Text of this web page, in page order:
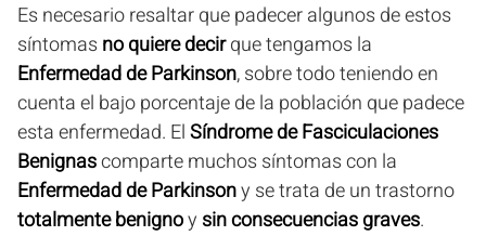
Es necesario resaltar que padecer algunos de estos
síntomasno quiere decirque tengamos la
Enfermedad de Parkinson, sobre todo teniendo en
cuenta el bajo porcentaje de la población que padece
esta enfermedad. ElSíndrome de Fasciculaciones
Benignascomparte muchos síntomas con la
Enfermedad de Parkinsony se trata de un trastorno
totalmente benignoy sin consecuencias graves.